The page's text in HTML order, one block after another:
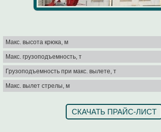
Макс. высота крюка, м
Макс. грузоподъемность, т
Грузоподъемность при макс. вылете, т
Макс. вылет стрелы, м
СКАЧАТЬ ПРАЙС-ЛИСТ